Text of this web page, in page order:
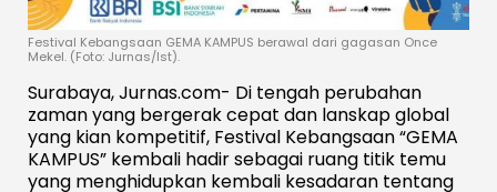
Festival Kebangsaan GEMA KAMPUS berawal dari gagasan Once
Mekel. (Foto: Jurnas/Ist).
Surabaya, Jurnas.com- Di tengah perubahan
zaman yang bergerak cepat dan lanskap global
yang kian kompetitif, Festival Kebangsaan “GEMA
KAMPUS” kembali hadir sebagai ruang titik temu
yang menghidupkan kembali kesadaran tentang